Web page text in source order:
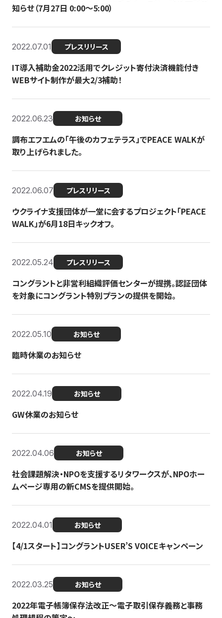
知らせ（7月27日 0:00〜5:00）
2022.07.01 プレスリリース
IT導入補助金2022活用でクレジット寄付決済機能付き
WEBサイト制作が最大2/3補助！
2022.06.23 お知らせ
調布エフエムの「午後のカフェテラス」でPEACE WALKが
取り上げられました。
2022.06.07 プレスリリース
ウクライナ支援団体が一堂に会するプロジェクト「PEACE
WALK」が6月18日キックオフ。
2022.05.24 プレスリリース
コングラントと非営利組織評価センターが提携。認証団体
を対象にコングラント特別プランの提供を開始。
2022.05.10 お知らせ
臨時休業のお知らせ
2022.04.19 お知らせ
GW休業のお知らせ
2022.04.06 お知らせ
社会課題解決・NPOを支援するリタワークスが、NPOホー
ムページ専用の新CMSを提供開始。
2022.04.01 お知らせ
【4/1スタート】コングラントUSER’S VOICEキャンペーン
2022.03.25 お知らせ
2022年電子帳簿保存法改正～電子取引保存義務と事務